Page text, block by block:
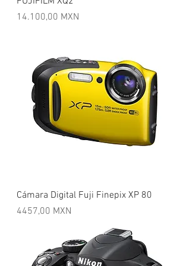
Precio
14.100,00 MXN
Cámara Digital Fuji Finepix XP 80
Precio
4457,00 MXN